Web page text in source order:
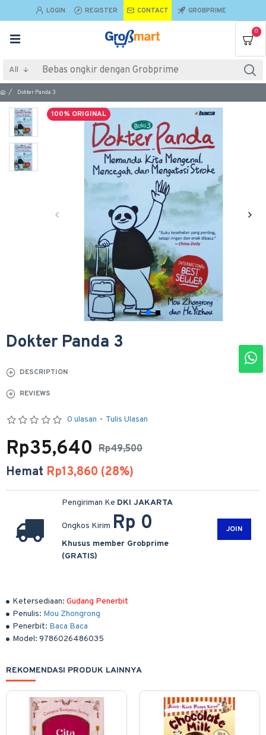
LOGIN REGISTER CONTACT GROBPRIME
0
All
Dokter Panda 3
100% ORIGINAL
Dokter Panda 3
DESCRIPTION
REVIEWS
Ketersediaan: Gudang Penerbit
Penulis: Mou Zhongrong
Penerbit: Baca Baca
Model: 9786026486035
0 ulasan - Tulis Ulasan
Rp49,500
Rp35,640
Hemat Rp13,860 (28%)
Pengiriman Ke DKI JAKARTA
Ongkos Kirim Rp 0
Khusus member Grobprime
(GRATIS)
JOIN
REKOMENDASI PRODUK LAINNYA